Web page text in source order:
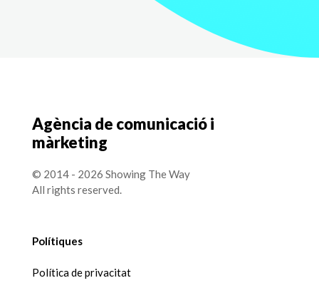
Agència de comunicació i
màrketing
© 2014 - 2026 Showing The Way
All rights reserved.
Polítiques
Política de privacitat